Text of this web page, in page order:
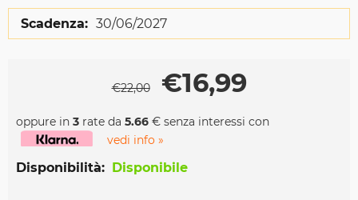
Scadenza: 30/06/2027
€22,00 €16,99
oppure in 3 rate da 5.66 € senza interessi con
vedi info »
Disponibilità: Disponibile